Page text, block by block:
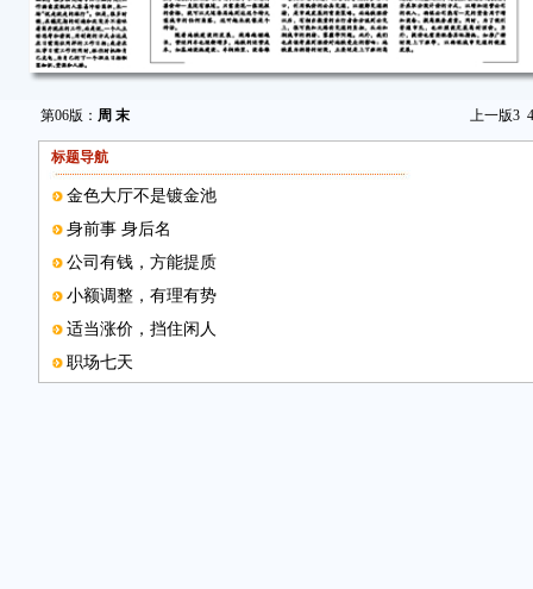
第06版： 周 末 上一版3 4
标题导航
金色大厅不是镀金池
身前事 身后名
公司有钱，方能提质
小额调整，有理有势
适当涨价，挡住闲人
职场七天